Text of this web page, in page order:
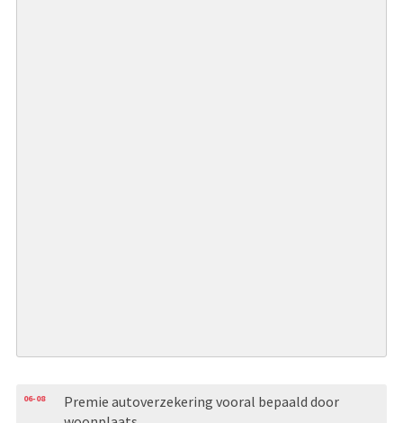
06-08
Premie autoverzekering vooral bepaald door